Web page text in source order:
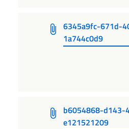
6345a9fc-671d-
1a744c0d9
b6054868-d143-
e121521209